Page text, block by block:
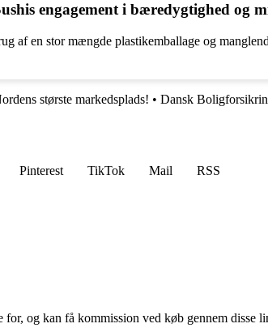
engagement i bæredygtighed og
af en stor mængde plastikemballage og
største markedsplads! • Dansk
Pinterest TikTok Mail
RSS
og kan få kommission ved køb gennem disse